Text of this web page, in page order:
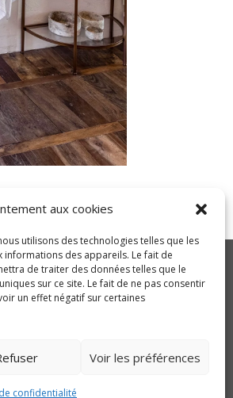
aux cookies
utilisons des technologies telles que les
des appareils. Le fait de
de traiter des données telles que le
sur ce site. Le fait de ne pas consentir
un effet négatif sur certaines
Voir les préférences
confidentialité